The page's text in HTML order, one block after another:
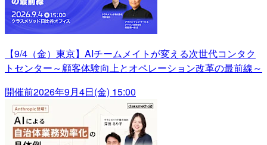
【9/4（金）東京】AIチームメイトが変える次世代コンタク
トセンター～顧客体験向上とオペレーション改革の最前線～
開催前2026年9月4日(金) 15:00